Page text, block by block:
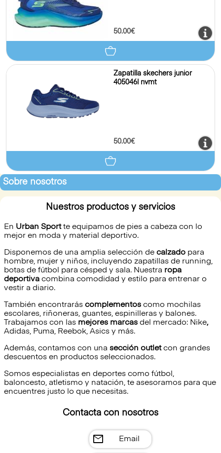
50.00€
Zapatilla skechers junior
405046l nvmt
50.00€
Sobre nosotros
Nuestros productos y servicios
En Urban Sportte equipamos de pies a cabeza con lo
mejor en moda y material deportivo.
Disponemos de una amplia selección de calzado para
hombre, mujer y niños, incluyendo zapatillas de running,
botas de fútbol para césped y sala. Nuestra ropa
deportiva combina comodidad y estilo para entrenar o
vestir a diario.
También encontrarás complementos como mochilas
escolares, riñoneras, guantes, espinilleras y balones.
Trabajamos con las mejores marcas del mercado: Nike,
Adidas, Puma, Reebok, Asics y más.
Además, contamos con una sección outletcon grandes
descuentos en productos seleccionados.
Somos especialistas en deportes como fútbol,
baloncesto, atletismo y natación, te asesoramos para que
encuentres justo lo que necesitas.
Contacta con nosotros
mail Email